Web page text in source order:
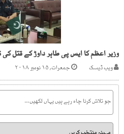
وزیر اعظم کا ایس پی طاہر داوڑ کے قتل
ویب ڈیسک جمعرات, ۱۵ نومبر ۲۰۱۸